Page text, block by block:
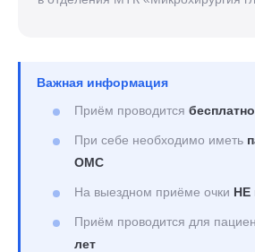
Важная информация
Приём проводится бесплатно
При себе необходимо иметь
ОМС
На выездном приёме очки НЕ
Приём проводится для
лет